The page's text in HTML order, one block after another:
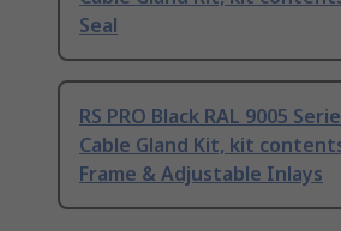
Seal
RS PRO Black RAL 9005
Cable Gland Kit, kit
Frame & Adjustable Inlays